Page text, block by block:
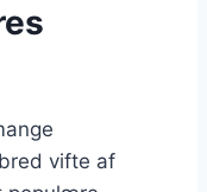
vifte af